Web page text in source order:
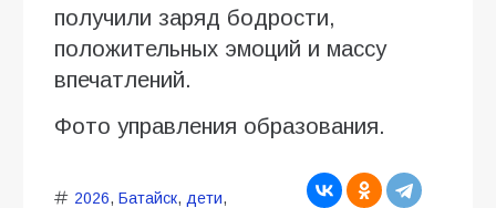
получили заряд бодрости,
положительных эмоций и массу
впечатлений.
Фото управления образования.
2026, Батайск, дети,